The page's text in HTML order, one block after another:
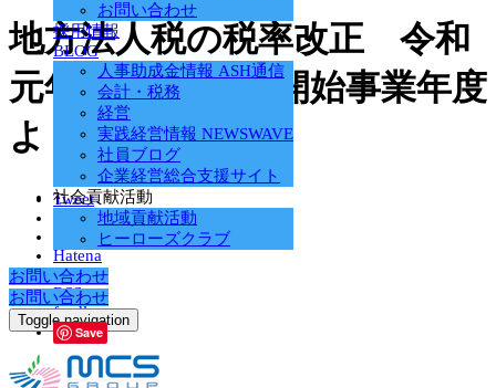
お問い合わせ
採用情報
BLOG
人事助成金情報 ASH通信
会計・税務
経営
実践経営情報 NEWSWAVE
社員ブログ
企業経営総合支援サイト
社会貢献活動
地域貢献活動
ヒーローズクラブ
お問い合わせ
お問い合わせ
Toggle navigation
地方法人税の税率改正 令和
元年10月1日以後開始事業年度
より適用開始
Tweet
Share
Hatena
Pocket
RSS
feedly
Save